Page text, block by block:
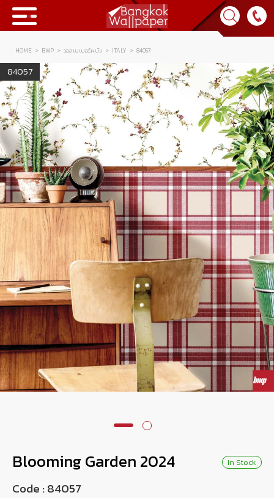
Collection
BWP
Product
Tips & Tricks
Tips & Tricks
News & Activity
Contact Us
About Us
Achievement
Contact Us
เข้าสู่ระบบ
Wish List
Language
EN
0-2746-8899
HOME BWP วอลเปเปอร์ผนัง ITALY 84057
84057
Blooming Garden 2024 In Stock
Code : 84057